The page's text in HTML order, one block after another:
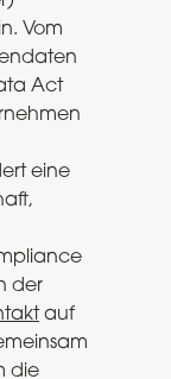
Vom
Act
eine
der
auf
die